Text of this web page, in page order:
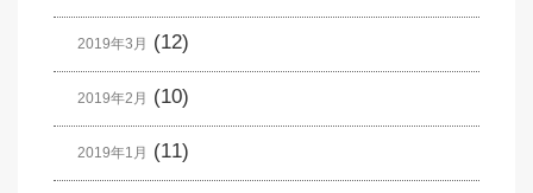
2019年3月 (12)
2019年2月 (10)
2019年1月 (11)